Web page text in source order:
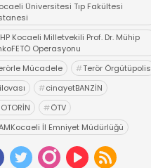
Üniversitesi Tıp Fakültesi
Kocaeli Milletvekili Prof. Dr. Mühip
Operasyonu
Mücadele #Terör Örgütüpolis
#cinayetBANZİN
#ÖTV
İl Emniyet Müdürlüğü
# uyarıcı madde ticareti